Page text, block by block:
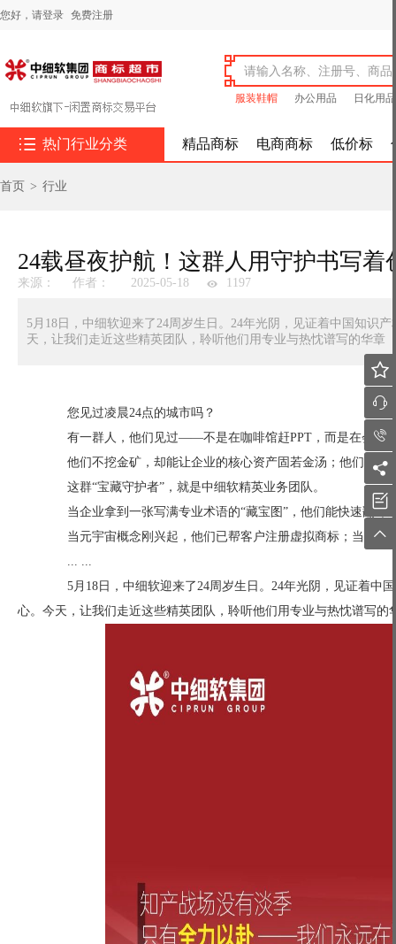
您好， 请登录 免费注册
服装鞋帽 办公用品 日化用品
 热门行业分类 精品商标 电商商标 低价标
首页 > 行业
24载昼夜护航！这群人用守护书写着
来源： 作者： 2025-05-18 1197
5月18日，中细软迎来了24周岁生日。24年光阴，见证着中国知识
天，让我们走近这些精英团队，聆听他们用专业与热忱谱写的华章
您见过凌晨24点的城市吗？
有一群人，他们见过——不是在咖啡馆赶PPT，而是在会议室
他们不挖金矿，却能让企业的核心资产固若金汤；他们不持
这群“宝藏守护者”，就是中细软精英业务团队。
当企业拿到一张写满专业术语的“藏宝图”，他们能快速翻译
当元宇宙概念刚兴起，他们已帮客户注册虚拟商标；当AI技
... ...
5月18日，中细软迎来了24周岁生日。24年光阴，见证着中
心。今天，让我们走近这些精英团队，聆听他们用专业与热忱谱写的





